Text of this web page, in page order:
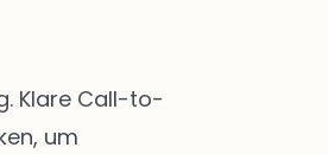
Klare Call-to-
um